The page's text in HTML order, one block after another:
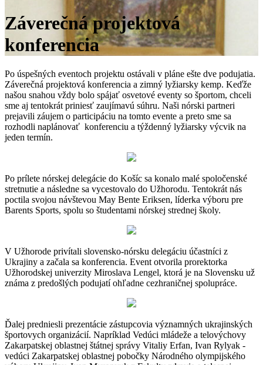
Záverečná projektová
konferencia
Po úspešných eventoch projektu ostávali v pláne ešte dve podujatia.
Záverečná projektová konferencia a zimný lyžiarsky kemp. Keďže
našou snahou vždy bolo spájať osvetové eventy so športom, chceli
sme aj tentokrát priniesť zaujímavú súhru. Naši nórski partneri
prejavili záujem o participáciu na tomto evente a preto sme sa
rozhodli naplánovať konferenciu a týždenný lyžiarsky výcvik na
jeden termín.
Po prílete nórskej delegácie do Košíc sa konalo malé spoločenské
stretnutie a následne sa vycestovalo do Užhorodu. Tentokrát nás
poctila svojou návštevou May Bente Eriksen, líderka výboru pre
Barents Sports, spolu so študentami nórskej strednej školy.
V Užhorode privítali slovensko-nórsku delegáciu účastníci z
Ukrajiny a začala sa konferencia. Event otvorila prorektorka
Užhorodskej univerzity Miroslava Lengel, ktorá je na Slovensku už
známa z predošlých podujatí ohľadne cezhraničnej spolupráce.
Ďalej predniesli prezentácie zástupcovia významných ukrajinských
športovych organizácií. Napríklad Vedúci mládeže a telovýchovy
Zakarpatskej oblastnej štátnej správy Vitaliy Erfan, Ivan Rylyak -
vedúci Zakarpatskej oblastnej pobočky Národného olympijského